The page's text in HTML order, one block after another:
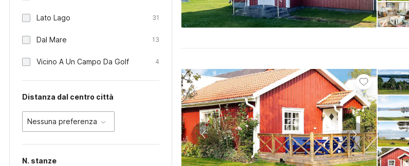
Lato Lago 31
Dal Mare 13
Vicino A Un Campo Da Golf 4
Distanza dal centro città
Nessuna preferenza
N. stanze